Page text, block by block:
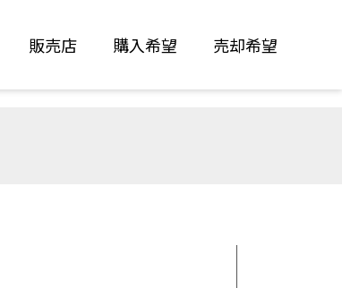
販売店 購入希望 売却希望